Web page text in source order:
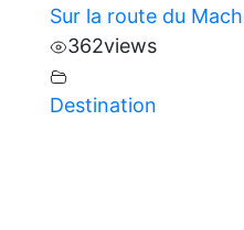
Sur la route du
362views
Destination